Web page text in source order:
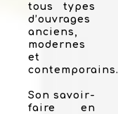
tous types
d’ouvrages
anciens,
modernes
et
contemporains.
Son savoir-
faire en